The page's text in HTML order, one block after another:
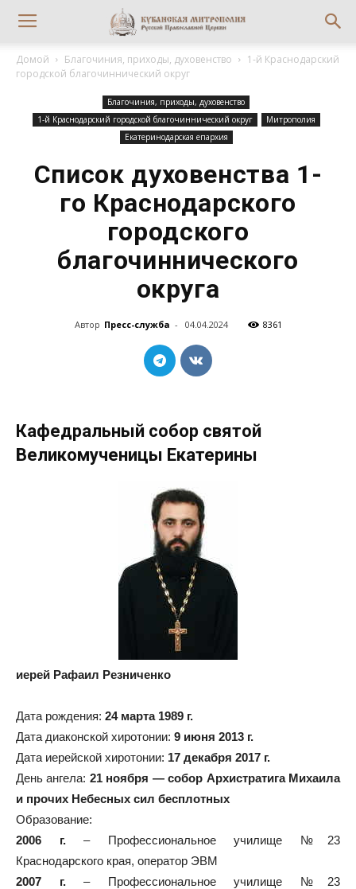
Домой Благочиния, приходы, духовенство
1-й Краснодарский
городской благочиннический округ
Благочиния, приходы, духовенство
1-й Краснодарский городской благочиннический округ
Митрополия
Екатеринодарская епархия
Список духовенства 1-
го Краснодарского
городского
благочиннического
округа
Автор Пресс-служба - 04.04.2024 8361
Кафедральный собор святой
Великомученицы Екатерины
иерей Рафаил Резниченко
Дата рождения: 24 марта 1989 г.
Дата диаконской хиротонии: 9 июня 2013 г.
Дата иерейской хиротонии: 17 декабря 2017 г.
День ангела: 21 ноября — собор Архистратига Михаила
и прочих Небесных сил бесплотных
Образование:
2006 г.– Профессиональное училище №23
Краснодарского края, оператор ЭВМ
2007 г.– Профессиональное училище №23